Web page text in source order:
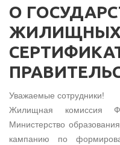
О
ЖИЛИЩНЫХ
Уважаемые сотрудники!
Жилищная
Министерство
кампанию по